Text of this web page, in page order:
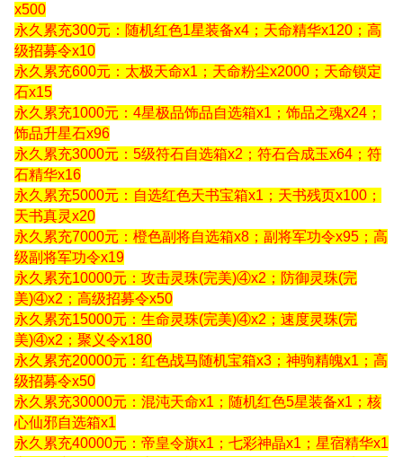
x500
永久累充300元 ：随机红色1星装备x4 ；天命精华x120 ；高
级招募令x10
永久累充600元 ：太极天命x1 ；天命粉尘x2000 ；天命锁定
石x15
永久累充1000元 ： 4星极品饰品自选箱x1 ；饰品之魂x24 ；
饰品升星石x96
永久累充3000元 ： 5级符石自选箱x2 ；符石合成玉x64 ；符
石精华x16
永久累充5000元 ：自选红色天书宝箱x1 ；天书残页x100 ；
天书真灵x20
永久累充7000元 ：橙色副将自选箱x8 ；副将军功令x95 ；高
级副将军功令x19
永久累充10000元 ：攻击灵珠(完美)④x2 ；防御灵珠(完
美)④x2 ；高级招募令x50
永久累充15000元 ：生命灵珠(完美)④x2 ；速度灵珠(完
美)④x2 ；聚义令x180
永久累充20000元 ：红色战马随机宝箱x3 ；神驹精魄x1 ；高
级招募令x50
永久累充30000元 ：混沌天命x1 ；随机红色5星装备x1 ；核
心仙邪自选箱x1
永久累充40000元 ：帝皇令旗x1 ；七彩神晶x1 ；星宿精华x1